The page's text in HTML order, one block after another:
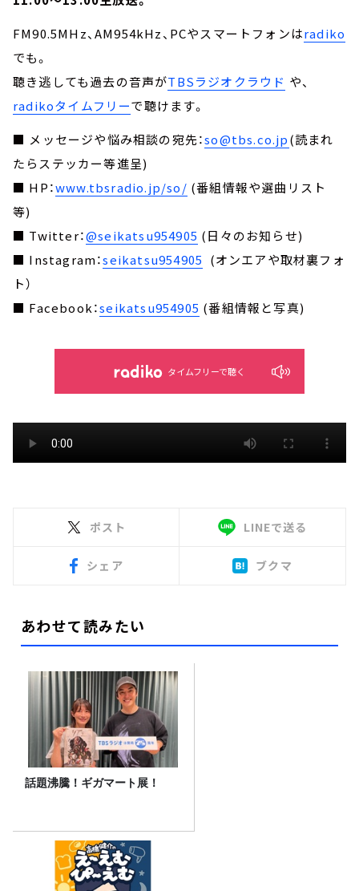
FM90.5MHz、AM954kHz、PCやスマートフォンはradiko
でも。
聴き逃しても過去の音声がTBSラジオクラウド や、
radikoタイムフリーで聴けます。
■ メッセージや悩み相談の宛先：so@tbs.co.jp(読まれ
たらステッカー等進呈)
■ HP：www.tbsradio.jp/so/ (番組情報や選曲リスト
等)
■ Twitter：@seikatsu954905 (日々のお知らせ)
■ Instagram：seikatsu954905 (オンエアや取材裏フォ
ト）
■ Facebook：seikatsu954905 (番組情報と写真)
タイムフリーで聴く
ポスト LINEで送る
シェア ブクマ
あわせて読みたい
話題沸騰！ギガマート展！